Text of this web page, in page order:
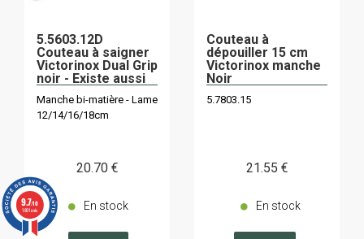
5.5603.12D
Couteau à saigner
Victorinox Dual Grip
noir - Existe aussi
en 5.5603.14D -
5.5603.16D -
5.5603.18D
Manche bi-matière - Lame
12/14/16/18cm
20.70 €
En stock
Couteau à
dépouiller 15 cm
Victorinox manche
Noir
5.7803.15
21.55 €
En stock
9.7/10
1891 avis